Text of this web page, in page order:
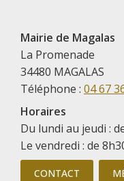
Mairie de Magalas
La Promenade
34480 MAGALAS
Téléphone : 04 67
Horaires
Du lundi au jeudi :
Le vendredi : de
CONTACT